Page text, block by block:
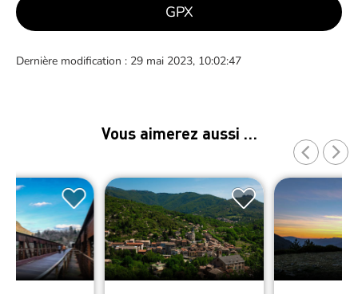
GPX
Dernière modification : 29 mai 2023, 10:02:47
Vous aimerez aussi …